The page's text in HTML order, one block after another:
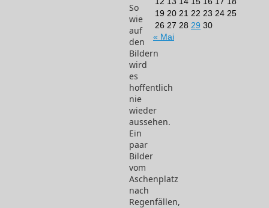
So
wie
auf
den
Bildern
wird
es
hoffentlich
nie
wieder
aussehen.
Ein
paar
Bilder
vom
Aschenplatz
nach
Regenfällen,
19 20 21 22 23 24 25
26 27 28 29 30
« Mai